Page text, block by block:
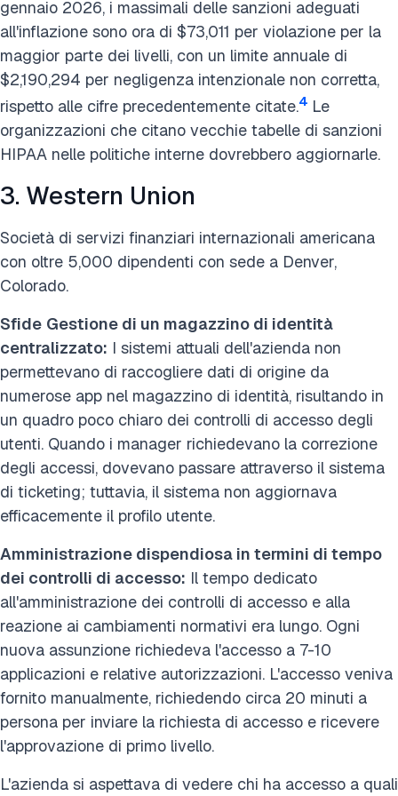
gennaio 2026, i massimali delle sanzioni adeguati
all'inflazione sono ora di $73,011 per violazione per la
maggior parte dei livelli, con un limite annuale di
$2,190,294 per negligenza intenzionale non corretta,
rispetto alle cifre precedentemente citate.4 Le
organizzazioni che citano vecchie tabelle di sanzioni
HIPAA nelle politiche interne dovrebbero aggiornarle.
3. Western Union
Società di servizi finanziari internazionali americana
con oltre 5,000 dipendenti con sede a Denver,
Colorado.
Sfide Gestione di un magazzino di identità
centralizzato: I sistemi attuali dell'azienda non
permettevano di raccogliere dati di origine da
numerose app nel magazzino di identità, risultando in
un quadro poco chiaro dei controlli di accesso degli
utenti. Quando i manager richiedevano la correzione
degli accessi, dovevano passare attraverso il sistema
di ticketing; tuttavia, il sistema non aggiornava
efficacemente il profilo utente.
Amministrazione dispendiosa in termini di tempo
dei controlli di accesso: Il tempo dedicato
all'amministrazione dei controlli di accesso e alla
reazione ai cambiamenti normativi era lungo. Ogni
nuova assunzione richiedeva l'accesso a 7-10
applicazioni e relative autorizzazioni. L'accesso veniva
fornito manualmente, richiedendo circa 20 minuti a
persona per inviare la richiesta di accesso e ricevere
l'approvazione di primo livello.
L'azienda si aspettava di vedere chi ha accesso a quali